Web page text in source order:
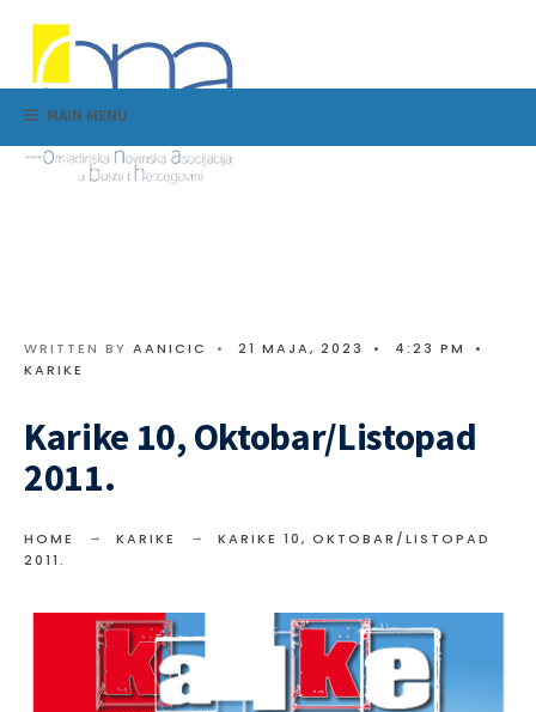
MAIN MENU
WRITTEN BY AANICIC • 21 MAJA, 2023 • 4:23 PM
•
KARIKE
Karike 10, Oktobar/Listopad
2011.
HOME KARIKE
KARIKE 10, OKTOBAR/LISTOPAD
2011.